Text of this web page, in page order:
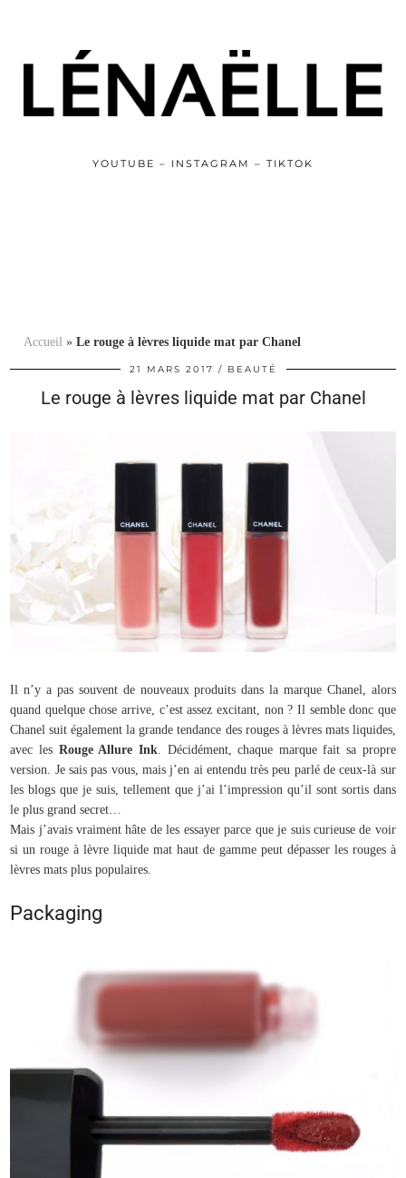
YOUTUBE – INSTAGRAM – TIKTOK
Accueil »Le rouge à lèvres liquide mat par Chanel
21 MARS 2017 BEAUTÉ
Le rouge à lèvres liquide mat par Chanel
Il n’y a pas souvent de nouveaux produits dans la marque Chanel, alors
quand quelque chose arrive, c’est assez excitant, non ? Il semble donc que
Chanel suit également la grande tendance des rouges à lèvres mats liquides,
avec les Rouge Allure Ink. Décidément, chaque marque fait sa propre
version. Je sais pas vous, mais j’en ai entendu très peu parlé de ceux-là sur
les blogs que je suis, tellement que j’ai l’impression qu’il sont sortis dans
le plus grand secret…
Mais j’avais vraiment hâte de les essayer parce que je suis curieuse de voir
si un rouge à lèvre liquide mat haut de gamme peut dépasser les rouges à
lèvres mats plus populaires.
Packaging